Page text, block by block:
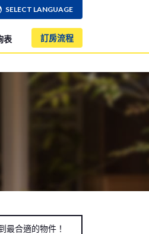
表 訂房流程
SELECT LANGUAGE
最合適的物件！